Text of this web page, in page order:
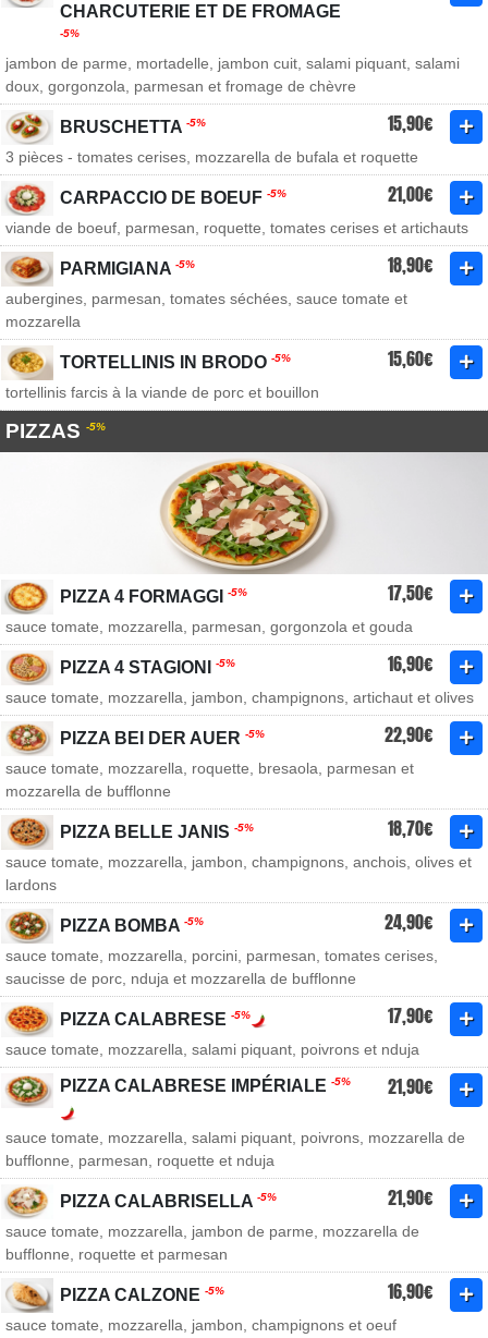
CHARCUTERIE ET DE FROMAGE
-5%
jambon de parme, mortadelle, jambon cuit, salami piquant, salami
doux, gorgonzola, parmesan et fromage de chèvre
BRUSCHETTA -5% 15,90€
3 pièces - tomates cerises, mozzarella de bufala et roquette
CARPACCIO DE BOEUF -5% 21,00€
viande de boeuf, parmesan, roquette, tomates cerises et artichauts
PARMIGIANA -5% 18,90€
aubergines, parmesan, tomates séchées, sauce tomate et
mozzarella
TORTELLINIS IN BRODO -5% 15,60€
tortellinis farcis à la viande de porc et bouillon
PIZZAS -5%
PIZZA 4 FORMAGGI -5% 17,50€
sauce tomate, mozzarella, parmesan, gorgonzola et gouda
PIZZA 4 STAGIONI -5% 16,90€
sauce tomate, mozzarella, jambon, champignons, artichaut et olives
PIZZA BEI DER AUER -5% 22,90€
sauce tomate, mozzarella, roquette, bresaola, parmesan et
mozzarella de bufflonne
PIZZA BELLE JANIS -5% 18,70€
sauce tomate, mozzarella, jambon, champignons, anchois, olives et
lardons
PIZZA BOMBA -5% 24,90€
sauce tomate, mozzarella, porcini, parmesan, tomates cerises,
saucisse de porc, nduja et mozzarella de bufflonne
PIZZA CALABRESE -5% 17,90€
sauce tomate, mozzarella, salami piquant, poivrons et nduja
PIZZA CALABRESE IMPÉRIALE -5% 21,90€
sauce tomate, mozzarella, salami piquant, poivrons, mozzarella de
bufflonne, parmesan, roquette et nduja
PIZZA CALABRISELLA -5% 21,90€
sauce tomate, mozzarella, jambon de parme, mozzarella de
bufflonne, roquette et parmesan
PIZZA CALZONE -5% 16,90€
sauce tomate, mozzarella, jambon, champignons et oeuf